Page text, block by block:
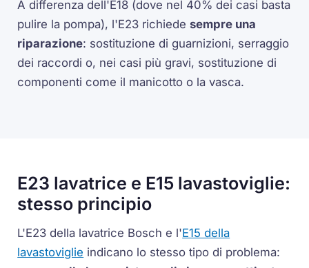
A differenza dell'E18 (dove nel 40% dei casi basta
pulire la pompa), l'E23 richiedesempre una
riparazione: sostituzione di guarnizioni, serraggio
dei raccordi o, nei casi più gravi, sostituzione di
componenti come il manicotto o la vasca.
E23 lavatrice e E15 lavastoviglie:
stesso principio
L'E23 della lavatrice Bosch e l'E15 della
lavastoviglie indicano lo stesso tipo di problema: